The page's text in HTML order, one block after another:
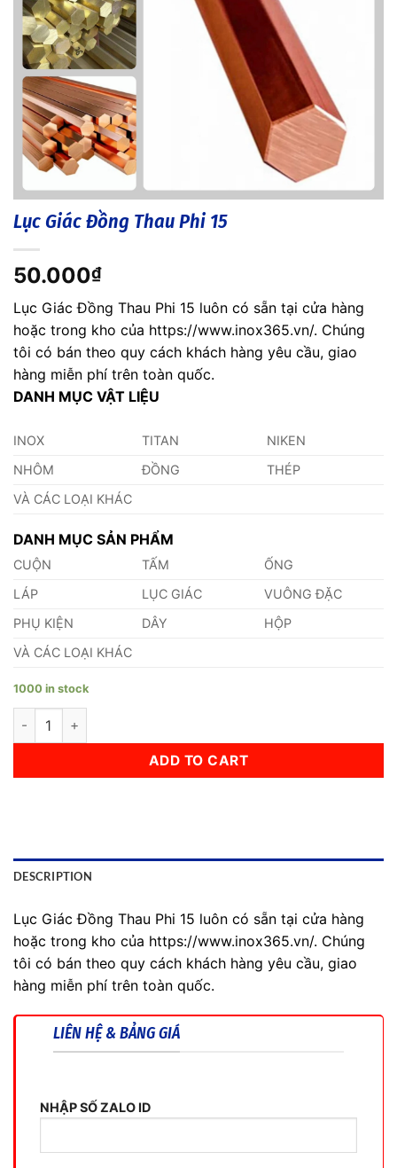
Lục Giác Đồng Thau Phi 15
50.000₫
Lục Giác Đồng Thau Phi 15 luôn có sẵn tại cửa hàng
hoặc trong kho của https://www.inox365.vn/. Chúng
tôi có bán theo quy cách khách hàng yêu cầu, giao
hàng miễn phí trên toàn quốc.
DANH MỤC VẬT LIỆU
INOX TITAN
NIKEN
NHÔM
ĐỒNG
THÉP
VÀ CÁC LOẠI KHÁC
DANH MỤC SẢN PHẨM
CUỘN TẤM
ỐNG
LÁP
LỤC GIÁC
VUÔNG ĐẶC
PHỤ KIỆN
DÂY
HỘP
VÀ CÁC LOẠI KHÁC
1000 in stock
Lục Giác Đồng Thau Phi 15 quantity
ADD TO CART
DESCRIPTION
Lục Giác Đồng Thau Phi 15 luôn có sẵn tại cửa hàng
hoặc trong kho của https://www.inox365.vn/. Chúng
tôi có bán theo quy cách khách hàng yêu cầu, giao
hàng miễn phí trên toàn quốc.
LIÊN HỆ & BẢNG GIÁ
NHẬP SỐ ZALO ID